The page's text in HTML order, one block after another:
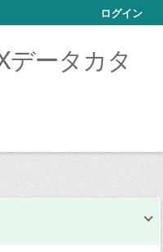
ログイン
データカタ